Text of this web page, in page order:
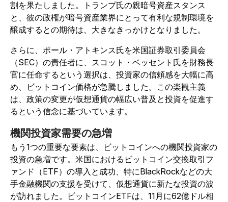
割を果たしました。トランプ氏の親暗号資産スタンス
と、彼の政権が暗号資産業界にとって有利な規制環境を
醸成するとの期待は、大きなきっかけとなりました。
さらに、ポール・アトキンス氏を米国証券取引委員会
（SEC）の責任者に、スコット・ベッセント氏を財務長
官に任命するという選択は、投資家の信頼感を大幅に高
め、ビットコイン価格が急騰しました。この楽観主義
は、政策の変更が仮想通貨の幅広い普及と投資を促進す
るという信念に基づいています。
機関投資家需要の急増
もう1つの重要な要素は、ビットコインへの機関投資家の
投資の急増です。米国におけるビットコイン交換取引フ
ァンド（ETF）の導入と成功、特にBlackRockなどの大
手金融機関の支援を受けて、仮想通貨に新たな投資の波
が訪れました。ビットコインETFは、11月に62億ドル相